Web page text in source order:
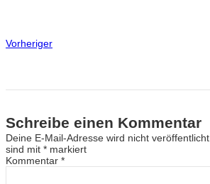
Vorheriger
Schreibe einen Kommentar
Deine E-Mail-Adresse wird nicht veröffentlicht.
sind mit * markiert
Kommentar *